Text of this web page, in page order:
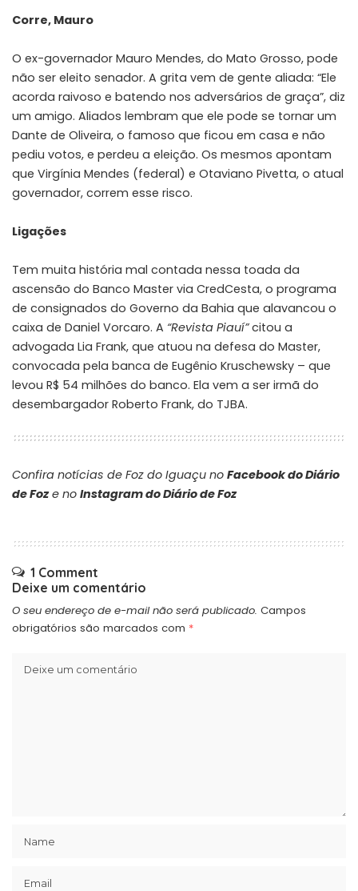
Corre, Mauro
O ex-governador Mauro Mendes, do Mato Grosso, pode
não ser eleito senador. A grita vem de gente aliada: “Ele
acorda raivoso e batendo nos adversários de graça”, diz
um amigo. Aliados lembram que ele pode se tornar um
Dante de Oliveira, o famoso que ficou em casa e não
pediu votos, e perdeu a eleição. Os mesmos apontam
que Virgínia Mendes (federal) e Otaviano Pivetta, o atual
governador, correm esse risco.
Ligações
Tem muita história mal contada nessa toada da
ascensão do Banco Master via CredCesta, o programa
de consignados do Governo da Bahia que alavancou o
caixa de Daniel Vorcaro. A “Revista Piauí”citou a
advogada Lia Frank, que atuou na defesa do Master,
convocada pela banca de Eugênio Kruschewsky – que
levou R$ 54 milhões do banco. Ela vem a ser irmã do
desembargador Roberto Frank, do TJBA.
Confira notícias de Foz do Iguaçu no Facebook do Diário
de Foze no Instagram do Diário de Foz
1 Comment
Deixe um comentário
O seu endereço de e-mail não será publicado. Campos
obrigatórios são marcados com *